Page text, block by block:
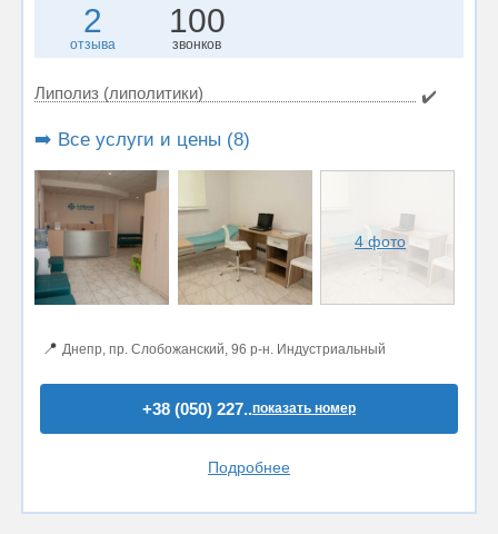
2
отзыва
100
звонков
Липолиз (липолитики) ✔️
➡️ Все услуги и цены (8)
4 фото
📍 Днепр, пр. Слобожанский, 96 р-н. Индустриальный
+38 (050) 227..показать номер
Подробнее